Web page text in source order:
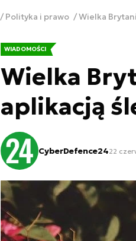
Polityka i prawo Wielka
WIADOMOŚCI
Wielka
aplikacją
CyberDefence2422